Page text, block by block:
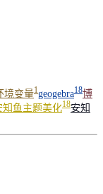
境变量1geogebra18博
知鱼主题美化18安知